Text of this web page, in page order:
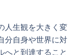
人生観を大きく変
分自身や世界に対
へと到達すること